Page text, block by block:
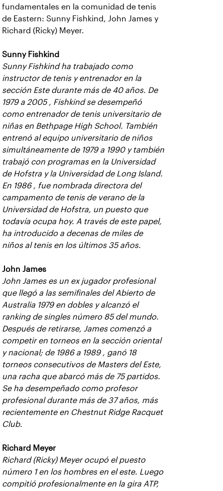
fundamentales en la comunidad de tenis
de Eastern: Sunny Fishkind, John James y
Richard (Ricky) Meyer.
Sunny Fishkind
Sunny Fishkind ha trabajado como
instructor de tenis y entrenador en la
sección Este durante más de 40 años. De
1979 a 2005 , Fishkind se desempeñó
como entrenador de tenis universitario de
niñas en Bethpage High School. También
entrenó al equipo universitario de niños
simultáneamente de 1979 a 1990 y también
trabajó con programas en la Universidad
de Hofstra y la Universidad de Long Island.
En 1986 , fue nombrada directora del
campamento de tenis de verano de la
Universidad de Hofstra, un puesto que
todavía ocupa hoy. A través de este papel,
ha introducido a decenas de miles de
niños al tenis en los últimos 35 años.
John James
John James es un ex jugador profesional
que llegó a las semifinales del Abierto de
Australia 1979 en dobles y alcanzó el
ranking de singles número 85 del mundo.
Después de retirarse, James comenzó a
competir en torneos en la sección oriental
y nacional; de 1986 a 1989 , ganó 18
torneos consecutivos de Masters del Este,
una racha que abarcó más de 75 partidos.
Se ha desempeñado como profesor
profesional durante más de 37 años, más
recientemente en Chestnut Ridge Racquet
Club.
Richard Meyer
Richard (Ricky) Meyer ocupó el puesto
número 1 en los hombres en el este. Luego
compitió profesionalmente en la gira ATP,